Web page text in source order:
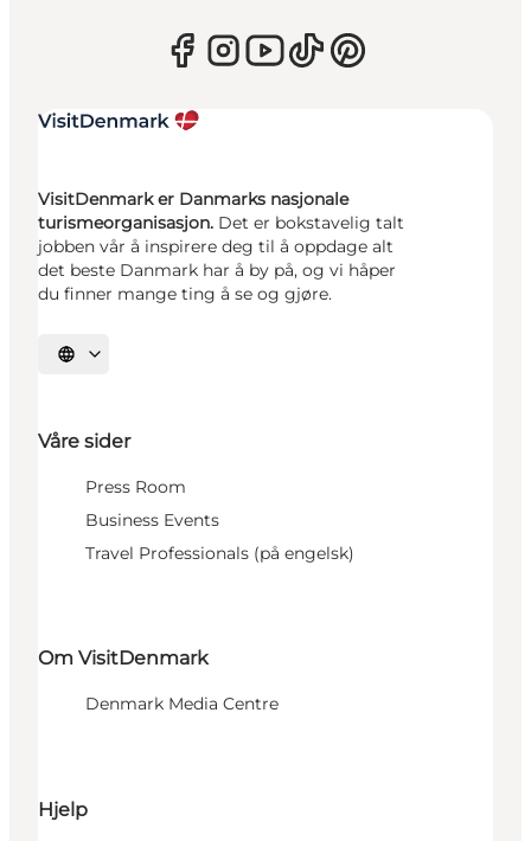
VisitDenmark er Danmarks nasjonale
turismeorganisasjon. Det er bokstavelig talt
jobben vår å inspirere deg til å oppdage alt
det beste Danmark har å by på, og vi håper
du finner mange ting å se og gjøre.
Velg språk
Våre sider
Press Room
Business Events
Travel Professionals (på engelsk)
Om VisitDenmark
Denmark Media Centre
Hjelp